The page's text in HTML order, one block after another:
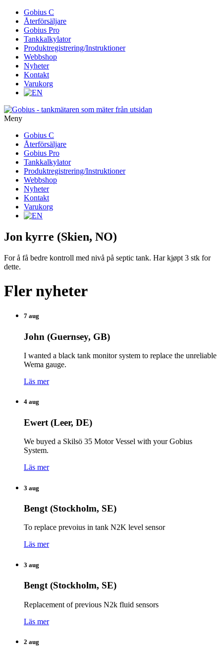
vidare
innehåll
Gobius C
Återförsäljare
Gobius Pro
Tankkalkylator
Produktregistrering/Instruktioner
Webbshop
Nyheter
Kontakt
Varukorg
Meny
vidare
innehåll
Gobius C
Återförsäljare
Gobius Pro
Tankkalkylator
Produktregistrering/Instruktioner
Webbshop
Nyheter
Kontakt
Varukorg
Jon kyrre (Skien, NO)
For å få bedre kontroll med nivå på septic tank. Har kjøpt 3 stk for
dette.
Fler nyheter
7 aug
John (Guernsey, GB)
I wanted a black tank monitor system to replace the unreliable
Wema gauge.
Läs mer
4 aug
Ewert (Leer, DE)
We buyed a Skilsö 35 Motor Vessel with your Gobius
System.
Läs mer
3 aug
Bengt (Stockholm, SE)
To replace prevoius in tank N2K level sensor
Läs mer
3 aug
Bengt (Stockholm, SE)
Replacement of previous N2k fluid sensors
Läs mer
2 aug